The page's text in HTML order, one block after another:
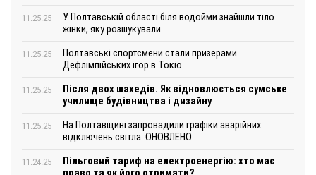
11.25.25
У Полтавській області біля водойми знайшли тіло
жінки, яку розшукували
11.25.25
Полтавські спортсмени стали призерами
Дефлімпійських ігор в Токіо
11.25.25
Після двох шахедів. Як відновлюється сумське
училище будівництва і дизайну
11.25.25
На Полтавщині запровадили графіки аварійних
відключень світла. ОНОВЛЕНО
11.24.25
Пільговий тариф на електроенергію: хто має